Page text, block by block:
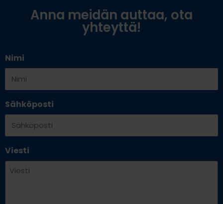
Anna meidän auttaa, ota
yhteyttä!
Nimi
Sähköposti
Viesti